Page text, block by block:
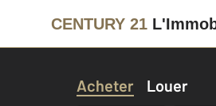
CENTURY 21
Acheter Louer